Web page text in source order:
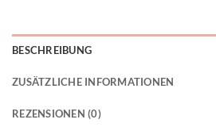
BESCHREIBUNG
ZUSÄTZLICHE INFORMATIONEN
REZENSIONEN (0)